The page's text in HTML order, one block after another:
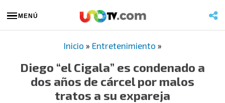
MENÚ
Inicio » Entretenimiento »
Diego “el Cigala” es condenado a
dos años de cárcel por malos
tratos a su expareja